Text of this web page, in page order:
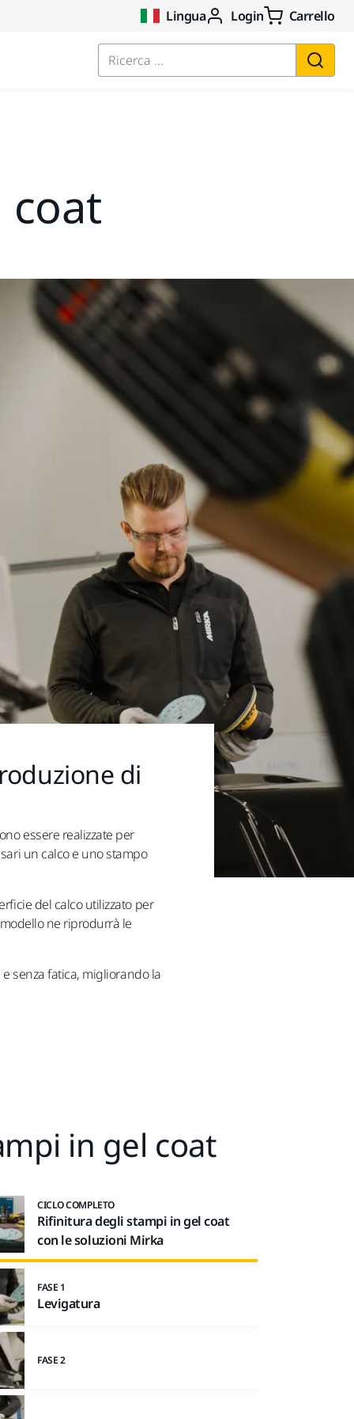
Lingua Login Carrello
Ricerca ...
coat
di
essere realizzate per
un calco e uno stampo
del calco utilizzato per
ne riprodurrà le
senza fatica, migliorando la
in gel coat
CICLO COMPLETO
Rifinitura degli stampi in gel coat
con le soluzioni Mirka
FASE 1
Levigatura
FASE 2